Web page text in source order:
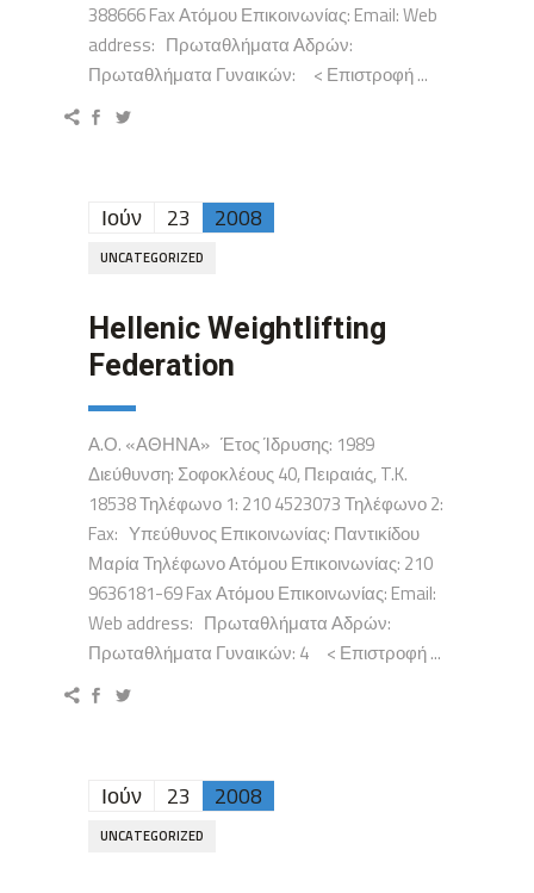
388666 Fax Ατόμου Επικοινωνίας: Email: Web
address: Πρωταθλήματα Αδρών:
Πρωταθλήματα Γυναικών: < Επιστροφή ...
Ιούν 23 2008
UNCATEGORIZED
Hellenic Weightlifting
Federation
Α.Ο. «ΑΘΗΝΑ» Έτος Ίδρυσης: 1989
Διεύθυνση: Σοφοκλέους 40, Πειραιάς, T.K.
18538 Τηλέφωνο 1: 210 4523073 Τηλέφωνο 2:
Fax: Υπεύθυνος Επικοινωνίας: Παντικίδου
Μαρία Τηλέφωνο Ατόμου Επικοινωνίας: 210
9636181-69 Fax Ατόμου Επικοινωνίας: Email:
Web address: Πρωταθλήματα Αδρών:
Πρωταθλήματα Γυναικών: 4 < Επιστροφή ...
Ιούν 23 2008
UNCATEGORIZED